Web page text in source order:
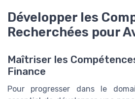
Développer les
Recherchées pour
Maîtriser les
Finance
Pour progresser dans le